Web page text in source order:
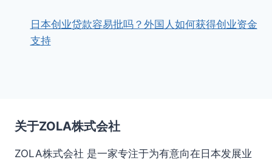
日本创业贷款容易批吗？外国人如何获得创业资金
支持
关于ZOLA株式会社
ZOLA株式会社 是一家专注于为有意向在日本发展业